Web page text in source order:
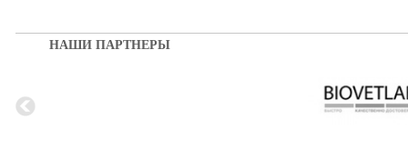
НАШИ ПАРТНЕРЫ